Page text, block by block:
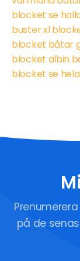
blocket se
buster xl
blocket båtar
blocket albin
blocket se
på de